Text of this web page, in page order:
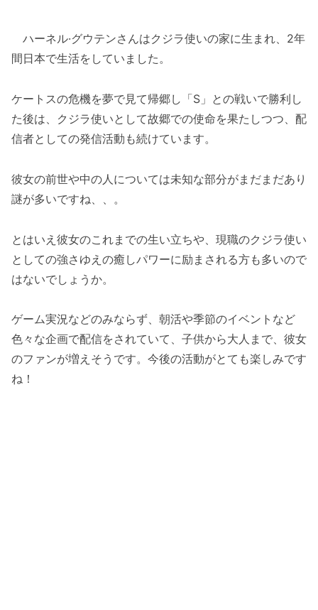
ハーネル·グウテンさんはクジラ使いの家に生まれ、2年
間日本で生活をしていました。
ケートスの危機を夢で見て帰郷し「S」との戦いで勝利し
た後は、クジラ使いとして故郷での使命を果たしつつ、配
信者としての発信活動も続けています。
彼女の前世や中の人については未知な部分がまだまだあり
謎が多いですね、、。
とはいえ彼女のこれまでの生い立ちや、現職のクジラ使い
としての強さゆえの癒しパワーに励まされる方も多いので
はないでしょうか。
ゲーム実況などのみならず、朝活や季節のイベントなど
色々な企画で配信をされていて、子供から大人まで、彼女
のファンが増えそうです。今後の活動がとても楽しみです
ね！